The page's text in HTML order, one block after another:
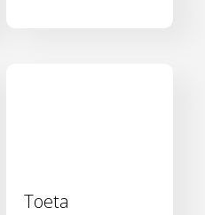
Toeta